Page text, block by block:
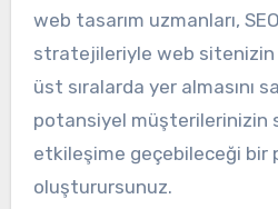
web tasarım uzmanları,
stratejileriyle web sitenizin
üst sıralarda yer almasını
potansiyel müşterilerinizin
etkileşime geçebileceği bir
oluşturursunuz.